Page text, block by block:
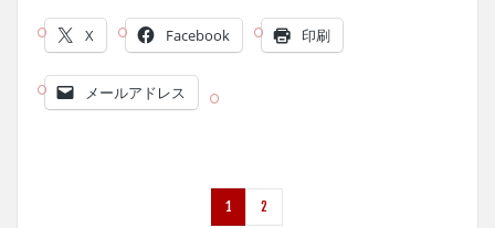
X Facebook 印刷
メールアドレス
1 2